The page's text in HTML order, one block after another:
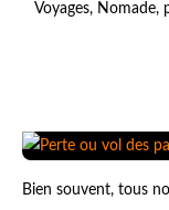
Voyages, Nomade,
Bien souvent, tous